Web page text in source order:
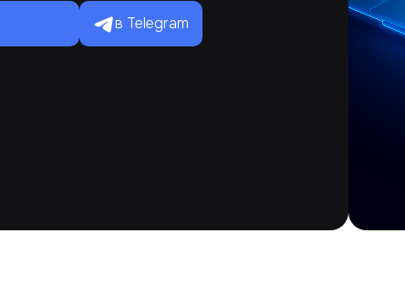
в Telegram